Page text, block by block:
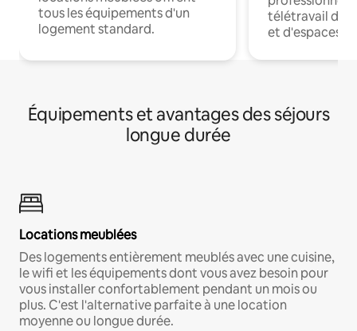
tous les équipements d'un
logement standard.
télétravail
et d'espaces
Équipements et avantages des séjours
longue durée
Locations meublées
Des logements entièrement meublés avec une cuisine,
le wifi et les équipements dont vous avez besoin pour
vous installer confortablement pendant un mois ou
plus. C'est l'alternative parfaite à une location
moyenne ou longue durée.